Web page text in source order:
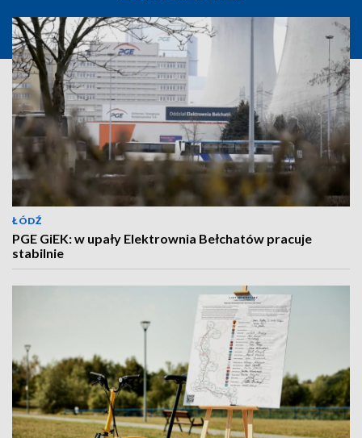
ŁÓDŹ
PGE GiEK: w upały Elektrownia Bełchatów pracuje
stabilnie